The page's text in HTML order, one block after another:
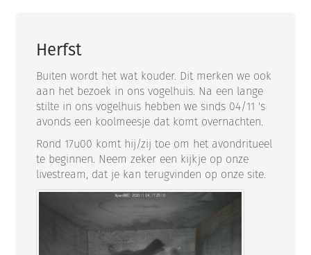
Herfst
Buiten wordt het wat kouder. Dit merken we ook
aan het bezoek in ons vogelhuis. Na een lange
stilte in ons vogelhuis hebben we sinds 04/11 's
avonds een koolmeesje dat komt overnachten.
Rond 17u00 komt hij/zij toe om het avondritueel
te beginnen. Neem zeker een kijkje op onze
livestream, dat je kan terugvinden op onze site.